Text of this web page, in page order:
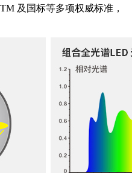
及国标等多项权威标准，